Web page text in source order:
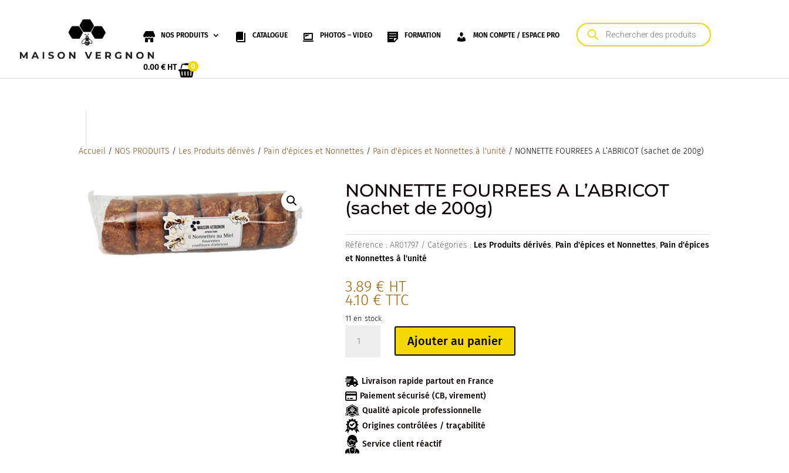
NOS PRODUITS CATALOGUE PHOTOS – VIDEO FORMATION MON COMPTE / ESPACE PRO
Recherche
de
produits
0.00€ HT 0
Accueil / NOS PRODUITS / Les Produits dérivés / Pain d'épices et Nonnettes / Pain d'épices et Nonnettes à l'unité / NONNETTE FOURREES A L’ABRICOT (sachet de 200g)
NONNETTE FOURREES A L’ABRICOT
(sachet de 200g)
Référence :AR01797 Catégories : Les Produits dérivés, Pain d'épices et Nonnettes, Pain d'épices
et Nonnettes à l'unité
3.89 € HT
4.10 € TTC
11 en stock
A
L'ABRICOT
(sachet
de
200g)
Ajouter au panier
 Livraison rapide partout en France
 Paiement sécurisé (CB, virement)
Qualité apicole professionnelle
Origines contrôlées / traçabilité
Service client réactif